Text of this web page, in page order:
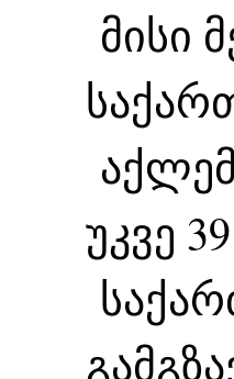
მისი
უკვე